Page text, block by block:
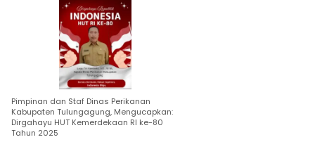
Pimpinan dan Staf Dinas Perikanan
Kabupaten Tulungagung, Mengucapkan:
Dirgahayu HUT Kemerdekaan RI ke-80
Tahun 2025